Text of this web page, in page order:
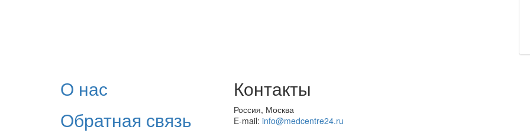
О нас
Обратная связь
Контакты
Россия, Москва
E-mail: info@medcentre24.ru